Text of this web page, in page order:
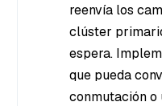
reenvía los
clúster
espera.
que pueda
conmutación o